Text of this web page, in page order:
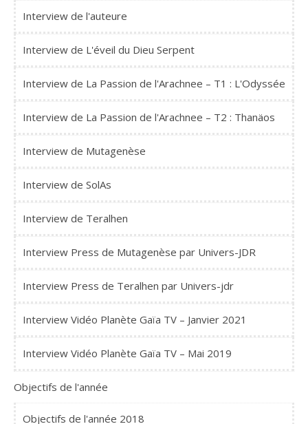
Interview de l'auteure
Interview de L'éveil du Dieu Serpent
Interview de La Passion de l'Arachnee – T1 : L'Odyssée
Interview de La Passion de l'Arachnee – T2 : Thanäos
Interview de Mutagenèse
Interview de SolAs
Interview de Teralhen
Interview Press de Mutagenèse par Univers-JDR
Interview Press de Teralhen par Univers-jdr
Interview Vidéo Planète Gaïa TV – Janvier 2021
Interview Vidéo Planète Gaïa TV – Mai 2019
Objectifs de l'année
Objectifs de l'année 2018